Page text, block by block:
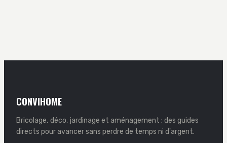
CONVIHOME
Bricolage, déco, jardinage et aménagement : des guides
directs pour avancer sans perdre de temps ni d'argent.